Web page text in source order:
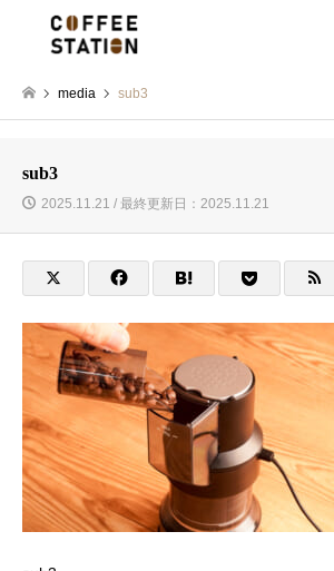
media sub3
sub3
2025.11.21 / 最終更新日：2025.11.21